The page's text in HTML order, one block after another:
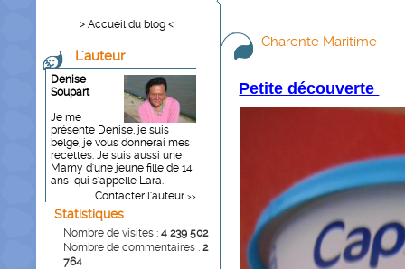
> Accueil du blog <
L'auteur
Denise
Soupart
Je me
présente Denise, je suis
belge, je vous donnerai mes
recettes. Je suis aussi une
Mamy d'une jeune fille de 14
ans qui s'appelle Lara.
Contacter l'auteur >>
Statistiques
Nombre de visites : 4 239 502
Nombre de commentaires : 2
764
Charente Maritime
Petite découverte